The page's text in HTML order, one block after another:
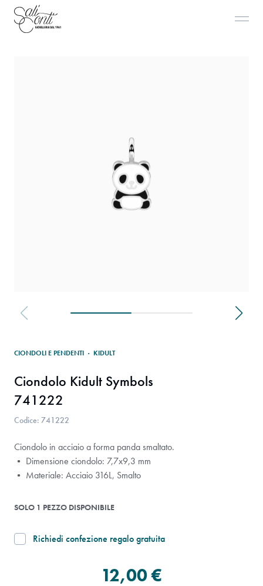
CIONDOLI E PENDENTI · KIDULT
Ciondolo Kidult Symbols
741222
Codice: 741222
Ciondolo in acciaio a forma panda smaltato.
• Dimensione ciondolo: 7,7x9,3 mm
• Materiale: Acciaio 316L, Smalto
SOLO 1 PEZZO DISPONIBILE
Richiedi confezione regalo gratuita
12,00 €